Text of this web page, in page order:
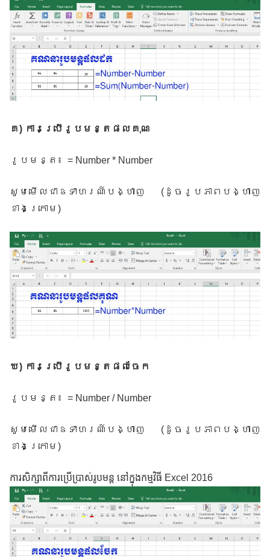
គ) ការប្រើរូបមន្តផលគុណ
រូបមន្ត៖ = Number * Number
សូមមើលជាឧទាហរណ៍បង្ហាញ ( ដូចរូបភាពបង្ហាញ
ខាងក្រោម )
ឃ) ការប្រើរូបមន្តផលចែក
រូបមន្ត៖ = Number / Number
សូមមើលជាឧទាហរណ៍បង្ហាញ ( ដូចរូបភាពបង្ហាញ
ខាងក្រោម )
ការសិក្សាពីការប្រើប្រាស់រូបមន្ត នៅក្នុងកម្មវិធី Excel 2016